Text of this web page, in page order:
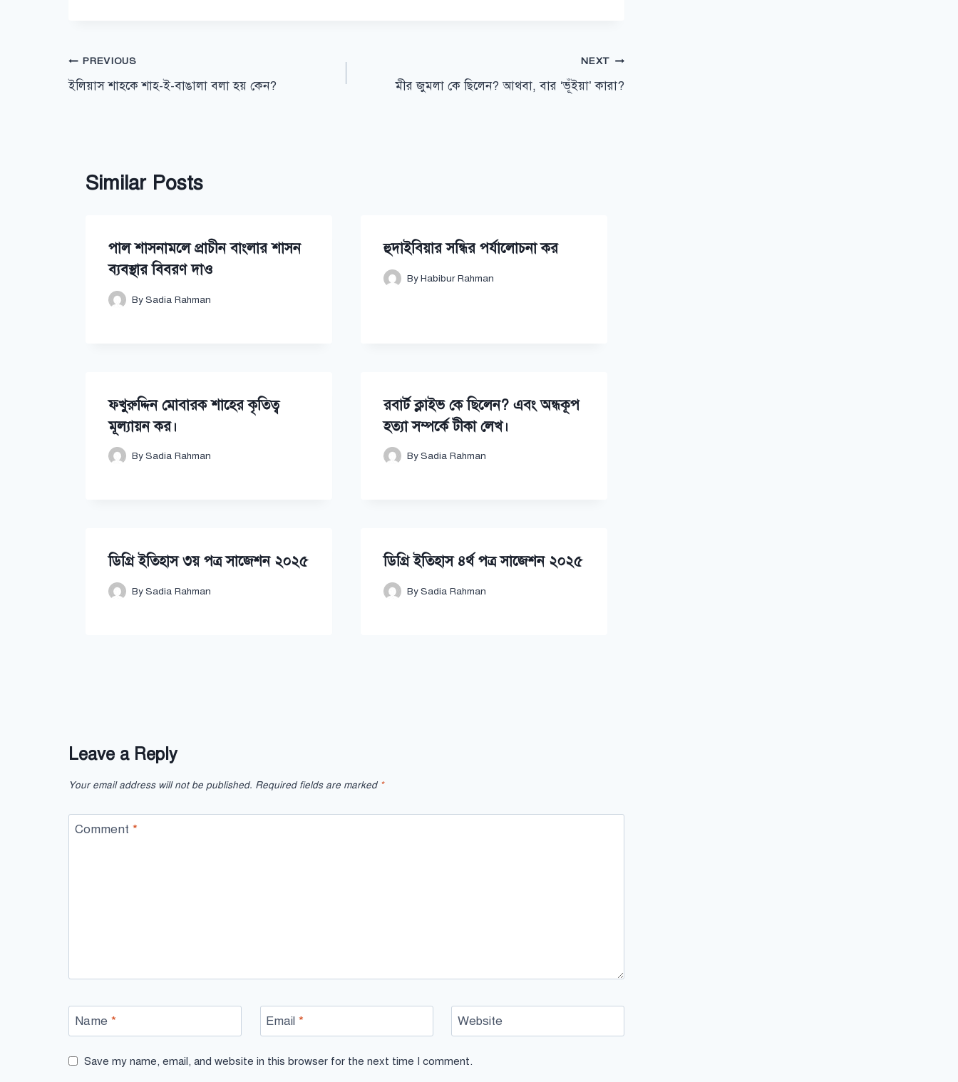
Post
navigation
PREVIOUS
ইলিয়াস শাহকে শাহ-ই-বাঙালা বলা হয় কেন?
NEXT
মীর জুমলা কে ছিলেন? আথবা, বার ‘ভূঁইয়া’ কারা?
Similar Posts
পাল শাসনামলে প্রাচীন বাংলার শাসন
ব্যবস্থার বিবরণ দাও
BySadia Rahman
হুদাইবিয়ার সন্ধির পর্যালোচনা কর
ByHabibur Rahman
ফখুরুদ্দিন মোবারক শাহের কৃতিত্ব
মূল্যায়ন কর।
BySadia Rahman
রবার্ট ক্লাইভ কে ছিলেন? এবং অন্ধকূপ
হত্যা সম্পর্কে টীকা লেখ।
BySadia Rahman
ডিগ্রি ইতিহাস ৩য় পত্র সাজেশন ২০২৫
BySadia Rahman
ডিগ্রি ইতিহাস ৪র্থ পত্র সাজেশন ২০২৫
BySadia Rahman
Leave a Reply
Your email address will not be published. Required fields are marked *
Comment *
Name * Email* Website
Save my name, email, and website in this browser for the next time I comment.